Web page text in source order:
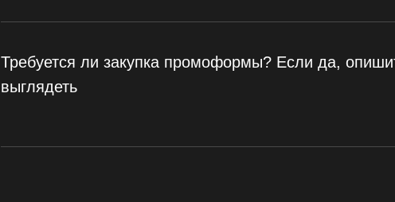
Требуется ли закупка промоформы? Если да,
выглядеть